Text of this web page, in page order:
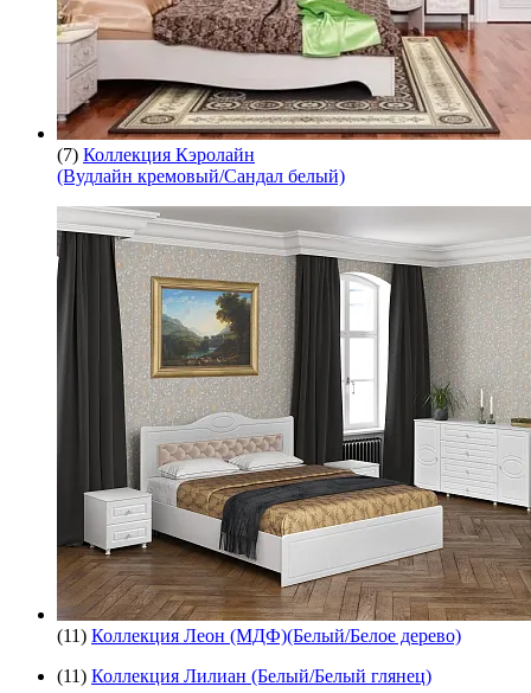
(7) Коллекция Кэролайн
(Вудлайн кремовый/Сандал белый)
(11) Коллекция Леон (МДФ)(Белый/Белое дерево)
(11) Коллекция Лилиан (Белый/Белый глянец)